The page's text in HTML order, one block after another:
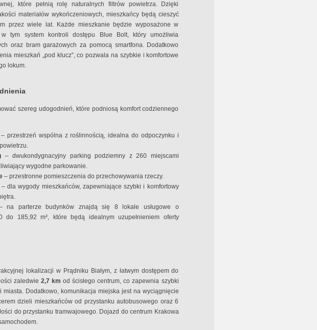
które pełnią rolę naturalnych filtrów powietrza. Dzięki
materiałów wykończeniowych, mieszkańcy będą cieszyć
przez wiele lat. Każde mieszkanie będzie wyposażone w
w tym system kontroli dostępu Blue Bolt, który umożliwia
oraz bram garażowych za pomocą smartfona. Dodatkowo
mieszkań „pod klucz”, co pozwala na szybkie i komfortowe
lokum.
szereg udogodnień, które podniosą komfort codziennego
– przestrzeń wspólna z roślinnością, idealna do odpoczynku i
– dwukondygnacyjny parking podziemny z 260 miejscami
wygodne parkowanie.
– przestronne pomieszczenia do przechowywania rzeczy.
dla wygody mieszkańców, zapewniające szybki i komfortowy
na parterze budynków znajdą się 8 lokale usługowe o
do 185,92 m², które będą idealnym uzupełnieniem oferty
lokalizacji w Prądniku Białym, z łatwym dostępem do
zaledwie 2,7 km od ścisłego centrum, co zapewnia szybki
miasta. Dodatkowo, komunikacja miejska jest na wyciągnięcie
dzieli mieszkańców od przystanku autobusowego oraz 6
do przystanku tramwajowego. Dojazd do centrum Krakowa